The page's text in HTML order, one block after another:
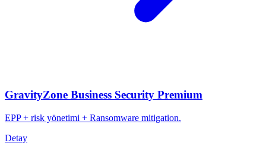
GravityZone Business Security Premium
EPP + risk yönetimi + Ransomware mitigation.
Detay